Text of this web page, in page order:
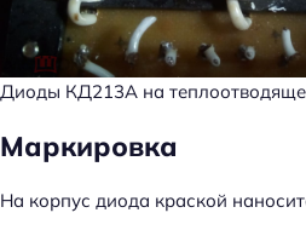
Диоды КД213А на
Маркировка
На корпус диода краской